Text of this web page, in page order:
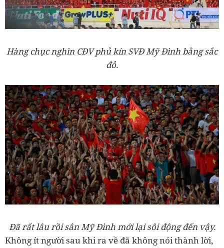
Hàng chục nghìn CĐV phủ kín SVĐ Mỹ Đình bằng sắc
đỏ.
Đã rất lâu rồi sân Mỹ Đình mới lại sôi động đến vậy.
Không ít người sau khi ra về đã không nói thành lời,